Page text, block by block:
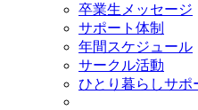
卒業生メッセージ
サポート体制
年間スケジュール
サークル活動
ひとり暮らしサポ